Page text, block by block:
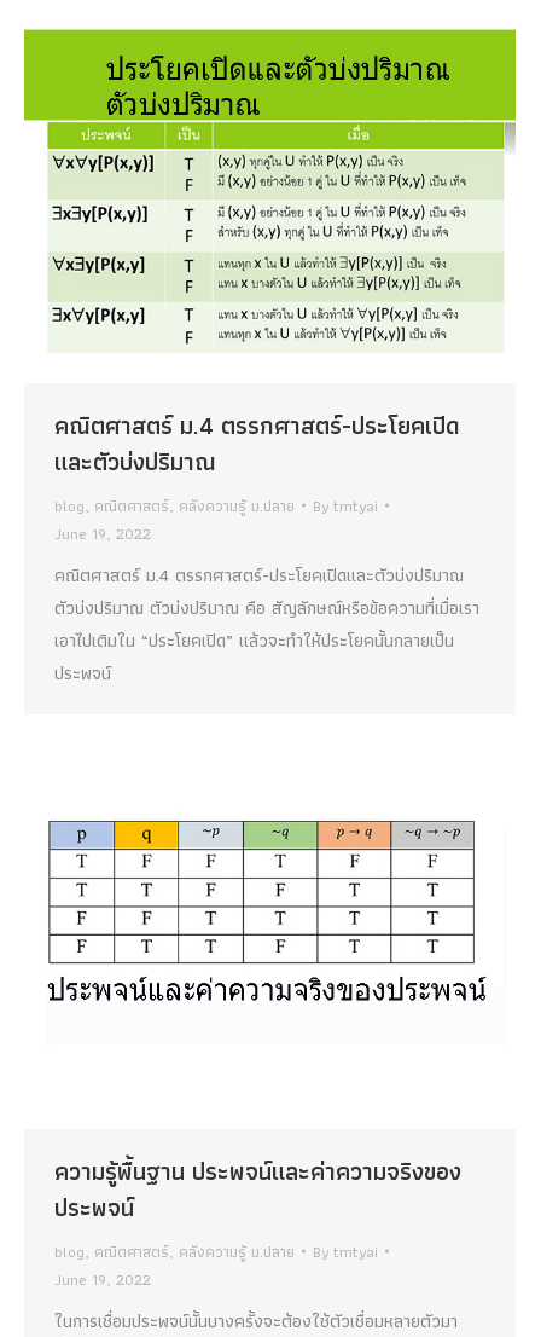
คณิตศาสตร์ ม.4 ตรรกศาสตร์-ประโยคเปิด
และตัวบ่งปริมาณ
blog, คณิตศาสตร์, คลังความรู้ ม.ปลาย Bytmtyai
June 19, 2022
คณิตศาสตร์ ม.4 ตรรกศาสตร์-ประโยคเปิดและตัวบ่งปริมาณ
ตัวบ่งปริมาณ ตัวบ่งปริมาณ คือ สัญลักษณ์หรือข้อความที่เมื่อเรา
เอาไปเติมใน “ประโยคเปิด” แล้วจะทำให้ประโยคนั้นกลายเป็น
ประพจน์
ความรู้พื้นฐาน ประพจน์และค่าความจริงของ
ประพจน์
blog, คณิตศาสตร์, คลังความรู้ ม.ปลาย Bytmtyai
June 19, 2022
ในการเชื่อมประพจน์นั้นบางครั้งจะต้องใช้ตัวเชื่อมหลายตัวมา